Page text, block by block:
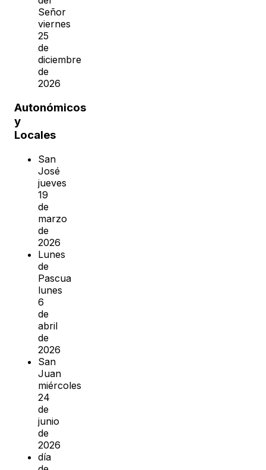
Señor
viernes
25
de
diciembre
de
2026
Autonómicos
y
Locales
San
José
jueves
19
de
marzo
de
2026
Lunes
de
Pascua
lunes
6
de
abril
de
2026
San
Juan
miércoles
24
de
junio
de
2026
día